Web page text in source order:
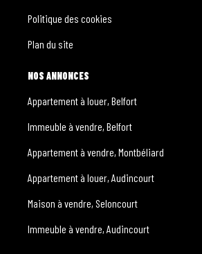
Politique des cookies
Plan du site
NOS ANNONCES
Appartement à louer, Belfort
Immeuble à vendre, Belfort
Appartement à vendre, Montbéliard
Appartement à louer, Audincourt
Maison à vendre, Seloncourt
Immeuble à vendre, Audincourt